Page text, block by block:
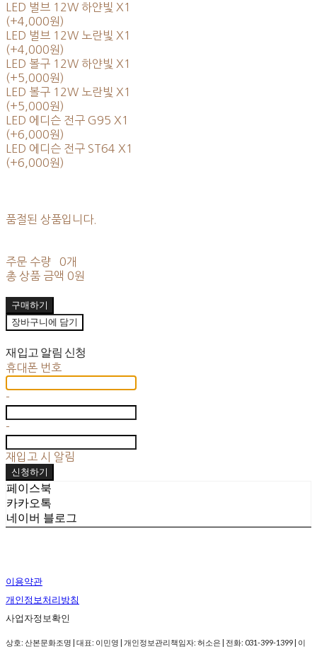
LED 벌브 12W 하얀빛 X1
(+4,000원)
LED 벌브 12W 노란빛 X1
(+4,000원)
LED 볼구 12W 하얀빛 X1
(+5,000원)
LED 볼구 12W 노란빛 X1
(+5,000원)
LED 에디슨 전구 G95 X1
(+6,000원)
LED 에디슨 전구 ST64 X1
(+6,000원)
품절된 상품입니다.
주문 수량
0개
총 상품 금액 0원
구매하기
장바구니에 담기
재입고 알림 신청
휴대폰 번호
-
-
재입고 시 알림
신청하기
페이스북
카카오톡
네이버 블로그
이용약관
개인정보처리방침
사업자정보확인
상호: 산본문화조명 | 대표: 이민영 | 개인정보관리책임자: 허소은 | 전화: 031-399-1399 | 이